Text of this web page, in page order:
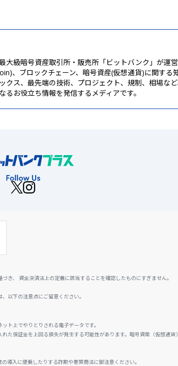
大級暗号資産取引所・販売所「ビットバンク」が運営
、ブロックチェーン、暗号資産(仮想通貨)に関する
クス、最先端の技術、プロジェクト、規制、相場な
るお役立ち情報を発信するメディアです。
き、 資金決済法上の定義に該当することを確認したものにすぎません。
以下の注意点にご留意ください。
ト上でやりとりされる電子データです。
保証金を上回る損失が発生する可能性があります。暗号資産（仮想通
導入に便乗したりする詐欺や悪質商法に御注意ください。